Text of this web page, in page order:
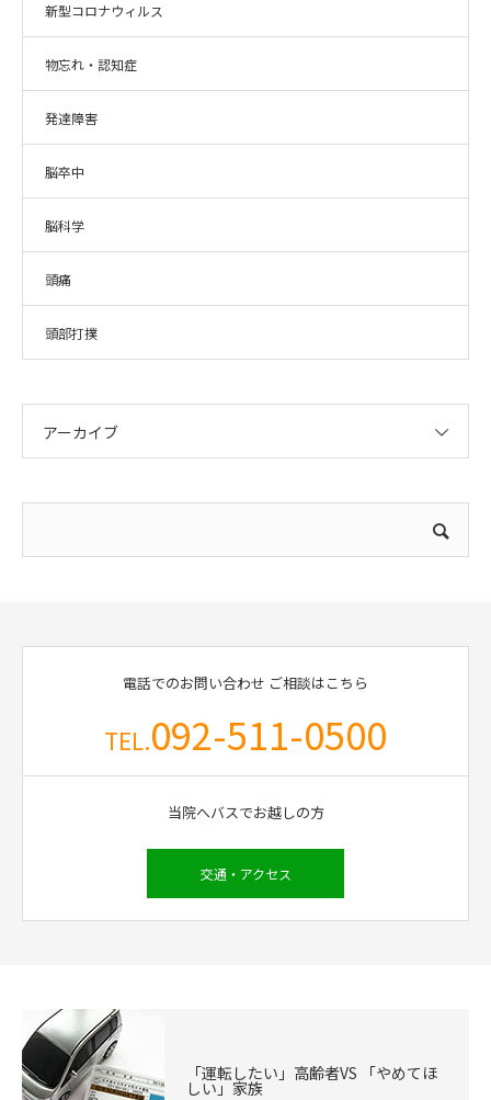
新型コロナウィルス
物忘れ・認知症
発達障害
脳卒中
脳科学
頭痛
頭部打撲
アーカイブ
電話でのお問い合わせ ご相談はこちら
TEL.092-511-0500
当院へバスでお越しの方
交通・アクセス
「運転したい」高齢者VS 「やめてほ
しい」家族